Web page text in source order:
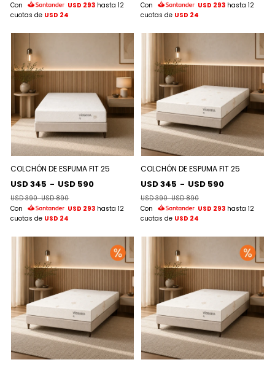
Con
USD 293 hasta 12
cuotas de USD 24
Con
USD 293 hasta 12
cuotas de USD 24
COLCHÓN DE ESPUMA FIT 25
USD 345 - USD 590
USD 390-USD 890
Con
USD 293 hasta 12
cuotas de USD 24
COLCHÓN DE ESPUMA FIT 25
USD 345 - USD 590
USD 390-USD 890
Con
USD 293 hasta 12
cuotas de USD 24